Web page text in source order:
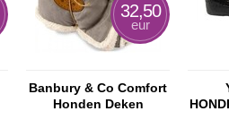
32,50
eur
Banbury & Co Comfort
Honden Deken